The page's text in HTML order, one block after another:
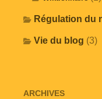
Régulation du
Vie du blog (3)
ARCHIVES